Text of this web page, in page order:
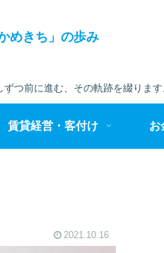
めきち」の歩み
つ前に進む、その軌跡を綴りま
賃貸経営・客付け お
2021.10.16